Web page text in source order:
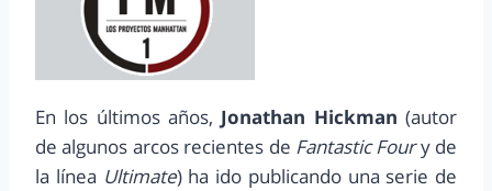
En los últimos años, Jonathan Hickman (autor
de algunos arcos recientes de Fantastic Foury de
la línea Ultimate) ha ido publicando una serie de